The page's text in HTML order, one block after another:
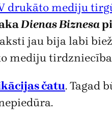
drukāto mediju
Dienas Biznesa
jau bija labi
mediju
čatu. Tagad